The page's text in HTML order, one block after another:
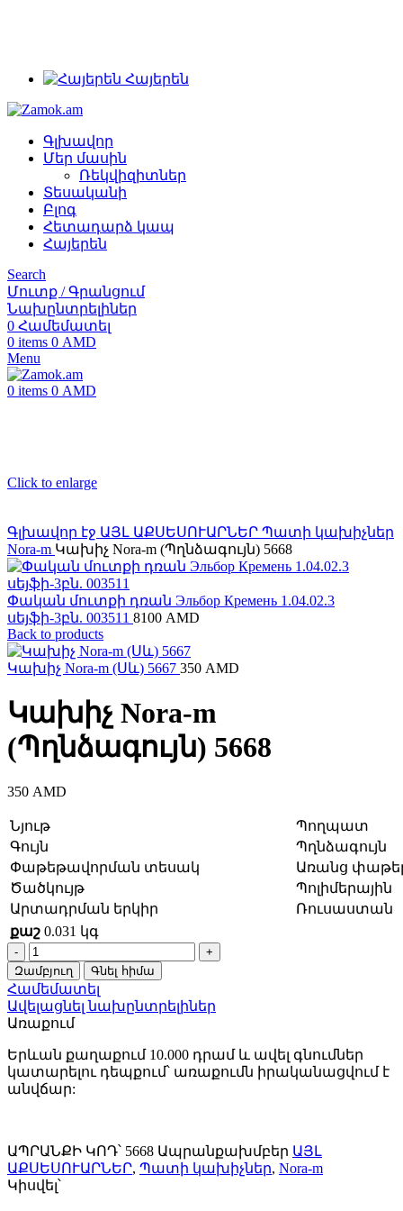
Հայերեն
Գլխավոր
Մեր մասին
Ռեկվիզիտներ
Տեսականի
Բլոգ
Հետադարձ կապ
Հայերեն
Search
Մուտք / Գրանցում
Նախընտրելիներ
0 Համեմատել
0 items 0 AMD
Menu
0 items 0 AMD
Click to enlarge
Գլխավոր էջ ԱՅԼ ԱՔՍԵՍՈՒԱՐՆԵՐ Պատի կախիչներ
Nora-m Կախիչ Nora-m (Պղնձագույն) 5668
Փական մուտքի դռան Эльбор Кремень 1.04.02.3
սեյֆի-3բն. 003511 8100 AMD
Back to products
Կախիչ Nora-m (Սև) 5667 350 AMD
Կախիչ Nora-m
(Պղնձագույն) 5668
350 AMD
Նյութ
Պողպատ
Գույն
Պղնձագույն
Փաթեթավորման տեսակ
Առանց
Ծածկույթ
Պոլիմերային
Արտադրման երկիր
Ռուսաստան
քաշ 0.031 կգ
Կախիչ
Nora-
m
(Պղնձագույն)
5668
quantity
Զամբյուղ Գնել հիմա
Համեմատել
Ավելացնել նախընտրելիներ
Առաքում
Երևան քաղաքում 10.000 դրամ և ավել գնումներ
կատարելու դեպքում՝ առաքումն իրականացվում է
անվճար:
ԱՊՐԱՆՔԻ ԿՈԴ՝ 5668 Ապրանքախմբեր ԱՅԼ
ԱՔՍԵՍՈՒԱՐՆԵՐ, Պատի կախիչներ, Nora-m
Կիսվել՝